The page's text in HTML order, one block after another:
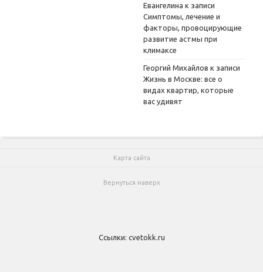
Евангелина к записи
Симптомы, лечение и
факторы, провоцирующие
развитие астмы при
климаксе
Георгий Михайлов к записи
Жизнь в Москве: все о
видах квартир, которые
вас удивят
Карта сайта
Вернуться наверх
Ссылки: cvetokk.ru